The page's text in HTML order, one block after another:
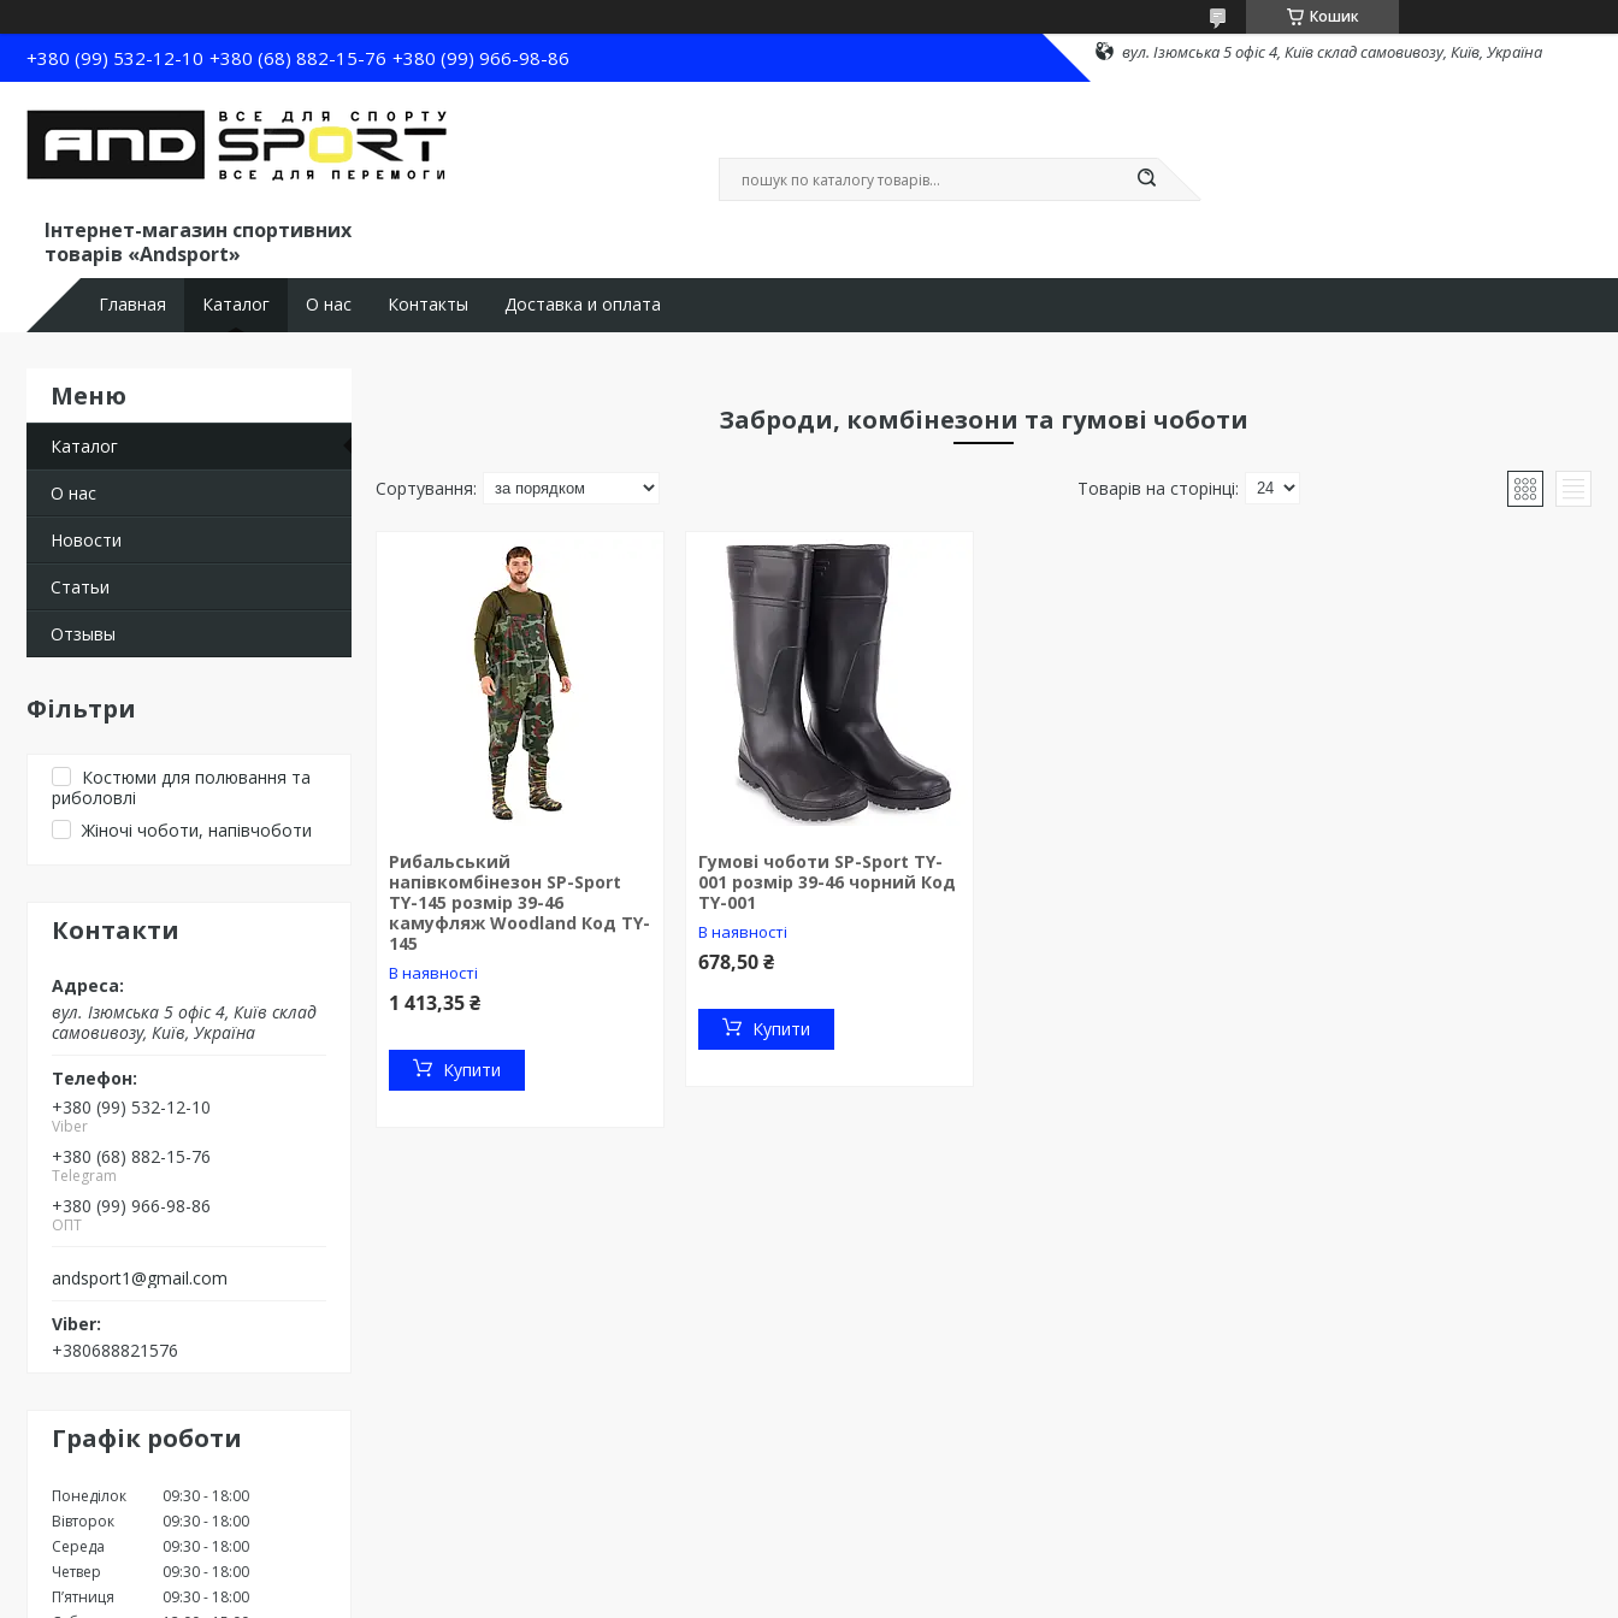
Кошик
+380 (99) 532-12-10 +380 (68) 882-15-76 +380 (99) 966-98-86 вул. Ізюмська 5 офіс 4, Київ склад самовивозу, Київ, Україна
Інтернет-магазин спортивних
товарів «Andsport»
Главная Каталог О нас Контакты Доставка и оплата
Каталог
О нас
Новости
Статьи
Отзывы
Фільтри
Костюми для полювання та
риболовлі
Жіночі чоботи, напівчоботи
Контакти
вул. Ізюмська 5 офіс 4, Київ склад
самовивозу, Київ, Україна
+380 (99) 532-12-10
Viber
+380 (68) 882-15-76
Telegram
+380 (99) 966-98-86
ОПТ
andsport1@gmail.com
+380688821576
Графік роботи
Понеділок 09:30
18:00
Вівторок
09:30
18:00
Середа
09:30
18:00
Четвер
09:30
18:00
Пʼятниця
09:30
18:00
Заброди, комбінезони та гумові чоботи
Рибальський
напівкомбінезон SP-Sport
TY-145 розмір 39-46
камуфляж Woodland Код TY-
145
В наявності
1 413,35 ₴
Купити
Гумові чоботи SP-Sport TY-
001 розмір 39-46 чорний Код
TY-001
В наявності
678,50 ₴
Купити